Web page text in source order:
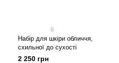
8
Набір для шкіри обличчя,
схильної до сухості
2 250 грн